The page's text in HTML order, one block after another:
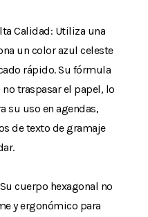
Calidad: Utiliza una
un color azul celeste
rápido. Su fórmula
traspasar el papel, lo
su uso en agendas,
de texto de gramaje
cuerpo hexagonal no
y ergonómico para